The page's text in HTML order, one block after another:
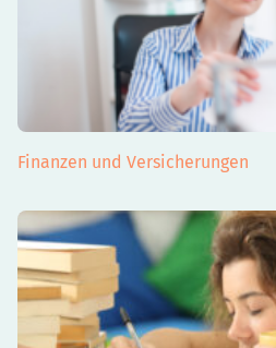
Finanzen und Versicherungen